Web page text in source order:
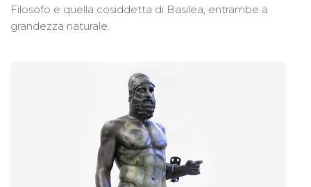
Filosofo e quella cosiddetta di Basilea, entrambe a
grandezza naturale.